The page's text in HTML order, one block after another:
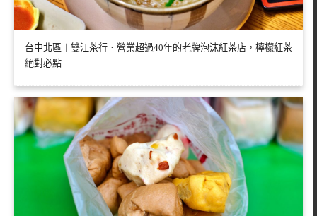
台中北區︱雙江茶行．營業超過40年的老牌泡沫紅茶店，檸檬紅茶
絕對必點